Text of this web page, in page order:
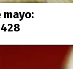
mayo: